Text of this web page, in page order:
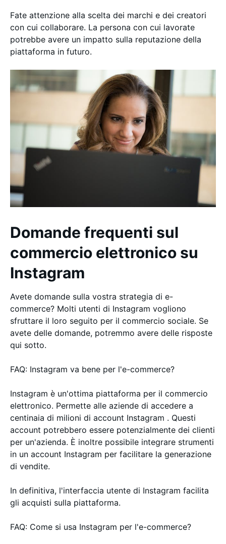
Fate attenzione alla scelta dei marchi e dei creatori
con cui collaborare. La persona con cui lavorate
potrebbe avere un impatto sulla reputazione della
piattaforma in futuro.
Domande frequenti sul
commercio elettronico su
Instagram
Avete domande sulla vostra strategia di e-
commerce? Molti utenti di Instagram vogliono
sfruttare il loro seguito per il commercio sociale. Se
avete delle domande, potremmo avere delle risposte
qui sotto.
FAQ: Instagram va bene per l'e-commerce?
Instagram è un'ottima piattaforma per il commercio
elettronico. Permette alle aziende di accedere a
centinaia di milioni di account Instagram . Questi
account potrebbero essere potenzialmente dei clienti
per un'azienda. È inoltre possibile integrare strumenti
in un account Instagram per facilitare la generazione
di vendite.
In definitiva, l'interfaccia utente di Instagram facilita
gli acquisti sulla piattaforma.
FAQ: Come si usa Instagram per l'e-commerce?